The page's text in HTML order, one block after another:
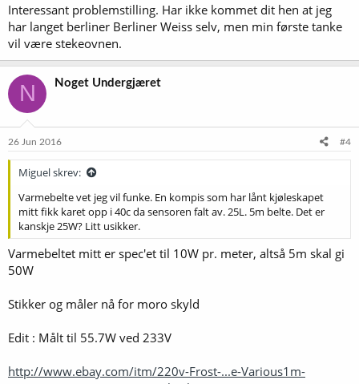
Interessant problemstilling. Har ikke kommet dit hen at jeg
har langet berliner Berliner Weiss selv, men min første tanke
vil være stekeovnen.
N Noget Undergjæret
26 Jun 2016 #4
Miguel skrev:
Varmebelte vet jeg vil funke. En kompis som har lånt kjøleskapet
mitt fikk karet opp i 40c da sensoren falt av. 25L. 5m belte. Det er
kanskje 25W? Litt usikker.
Varmebeltet mitt er spec'et til 10W pr. meter, altså 5m skal gi
50W
Stikker og måler nå for moro skyld
Edit : Målt til 55.7W ved 233V
http://www.ebay.com/itm/220v-Frost-...e-Various1m-